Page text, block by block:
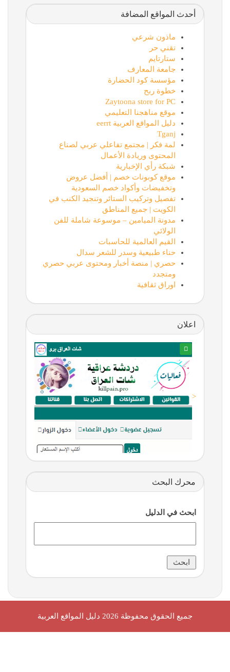
أحدث المواقع المضافة
ماذون شرعي
تقني حر
ستارتايم
جامعة المعارف
مؤسسة كود الحضارة
خطوة ربح
Zaytoona store for PC
موقع مناهجنا التعليمي
دليل المواقع العربية eerrt
Tganj
لمة فكر | مجتمع تفاعلي عربي لصناع
المحتوى وريادة الأعمال
شبكة رأي الإخبارية
موقع كوبونات خصم | أفضل عروض
وتخفيضات وأكواد خصم السعودية
تفصيل وتركيب الستائر وتنجيد الكنب في
الكويت | جميع المناطق
مدونة الميامين – موسوعة شاملة للفن
الولائي
القيم العالمية للحاسبات
حناء طبيعية وسدر للشعر سدال
حصري | منصة أخبار ومحتوى عربي حصري
ومتجدد
اوراق ثقافية
اعلان
<
محرك البحث
ابحث في الدليل
جميع الحقوق محفوظة 2026 دليل المواقع العربية